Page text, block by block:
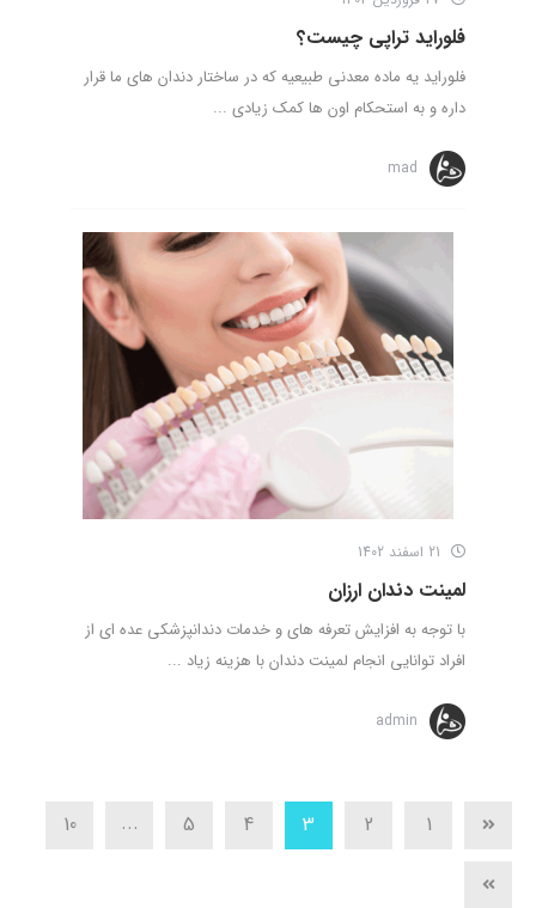
فلوراید تراپی چیست؟
فلوراید یه ماده معدنی طبیعیه که در ساختار دندان های ما قرار
داره و به استحکام اون ها کمک زیادی ...
mad
لمینت دندان ارزان
با توجه به افزایش تعرفه های و خدمات دندانپزشکی عده ای از
افراد توانایی انجام لمینت دندان با هزینه زیاد ...
admin
1
2
3
4
5
...
10